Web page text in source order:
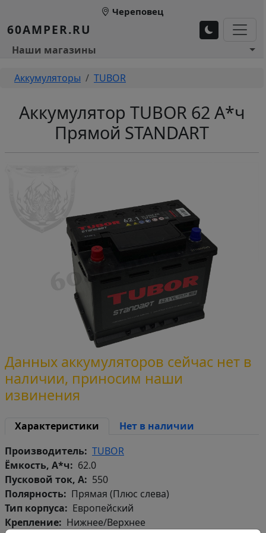
Перейти к основному содержанию
Череповец
60AMPER.RU
Основное меню 1
Наши магазины
Строка навигации
Аккумуляторы TUBOR
Аккумулятор TUBOR 62 А*ч
Прямой STANDART
Данных аккумуляторов сейчас нет в
наличии, приносим наши
извинения
Характеристики
Нет в наличии
Производитель
TUBOR
Ёмкость, А*ч
62.0
Пусковой ток, А
550
Полярность
Прямая (Плюс слева)
Тип корпуса
Европейский
Крепление
Нижнее/Верхнее